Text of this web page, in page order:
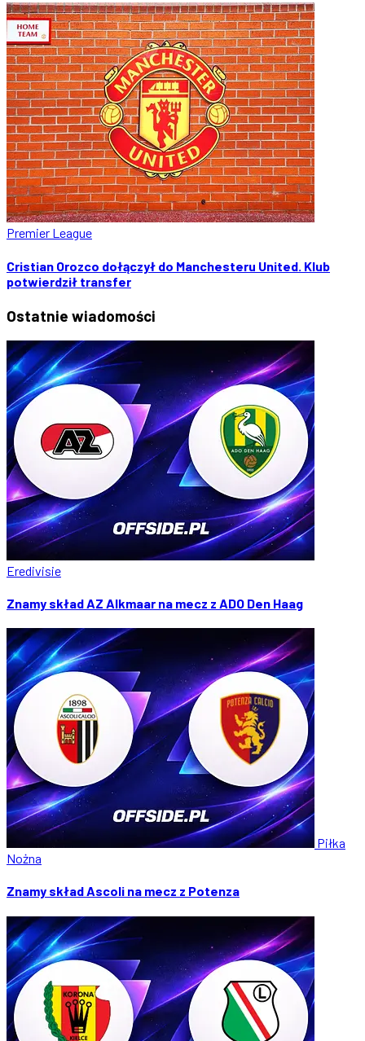
Premier League
Cristian Orozco dołączył do Manchesteru United. Klub
potwierdził transfer
Ostatnie wiadomości
Eredivisie
Znamy skład AZ Alkmaar na mecz z ADO Den Haag
Piłka
Nożna
Znamy skład Ascoli na mecz z Potenza